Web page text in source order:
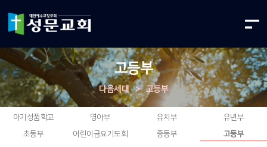
고등부
다음세대 > 고등부
아기성품학교 영아부 유치부
유년부
초등부
어린이금요기도회 중등부 고등부